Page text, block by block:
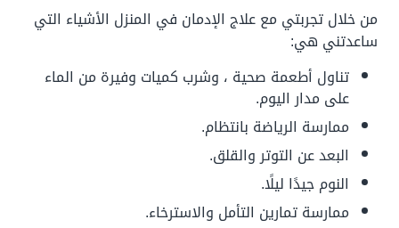
من خلال تجربتي مع علاج الإدمان في المنزل الأشياء التي
ساعدتني هي:
تناول أطعمة صحية ، وشرب كميات وفيرة من الماء
على مدار اليوم.
ممارسة الرياضة بانتظام.
البعد عن التوتر والقلق.
النوم جيدًا ليلًا.
ممارسة تمارين التأمل والاسترخاء.